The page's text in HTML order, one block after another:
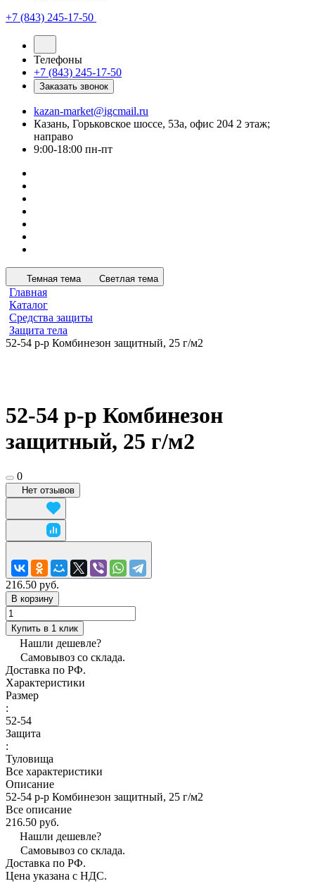
+7 (843) 245-17-50
Телефоны
+7 (843) 245-17-50
Заказать звонок
kazan-market@igcmail.ru
Казань, ​Горьковское шоссе, 53а, офис 204 2 этаж;
направо
9:00-18:00 пн-пт
Темная тема Светлая тема
Главная
Каталог
Средства защиты
Защита тела
52-54 р-р Комбинезон защитный, 25 г/м2
52-54 р-р Комбинезон
защитный, 25 г/м2
0
Нет отзывов
216.50 руб.
В корзину
Купить в 1 клик
Нашли дешевле?
Самовывоз со склада.
Доставка по РФ.
Характеристики
Размер
:
52-54
Защита
:
Туловища
Все характеристики
Описание
52-54 р-р Комбинезон защитный, 25 г/м2
Все описание
216.50 руб.
Нашли дешевле?
Самовывоз со склада.
Доставка по РФ.
Цена указана с НДС.